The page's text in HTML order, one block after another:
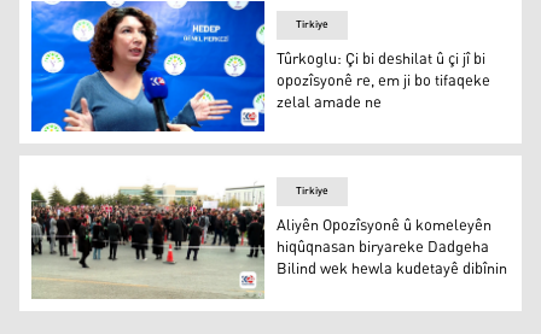
Tûrkoglu: Çi bi deshilat û çi jî bi opozîsyonê re, em ji bo
Tirkiye
Tûrkoglu: Çi bi deshilat û çi jî bi
opozîsyonê re, em ji bo tifaqeke
zelal amade ne
Aliyên Opozîsyonê û komeleyên hiqûqnasan biryareke
Tirkiye
Aliyên Opozîsyonê û komeleyên
hiqûqnasan biryareke Dadgeha
Bilind wek hewla kudetayê dibînin